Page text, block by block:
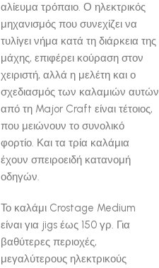
αλίευμα τρόπαιο. Ο ηλεκτρικός
μηχανισμός που συνεχίζει να
τυλίγει νήμα κατά τη διάρκεια της
μάχης, επιφέρει κούραση στον
χειριστή, αλλά η μελέτη και ο
σχεδιασμός των καλαμιών αυτών
από τη Major Craft είναι τέτοιος,
που μειώνουν το συνολικό
φορτίο. Και τα τρία καλάμια
έχουν σπειροειδή κατανομή
οδηγών.
Το καλάμι Crostage Medium
είναι για jigs έως 150 γρ. Για
βαθύτερες περιοχές,
μεγαλύτερους ηλεκτρικούς